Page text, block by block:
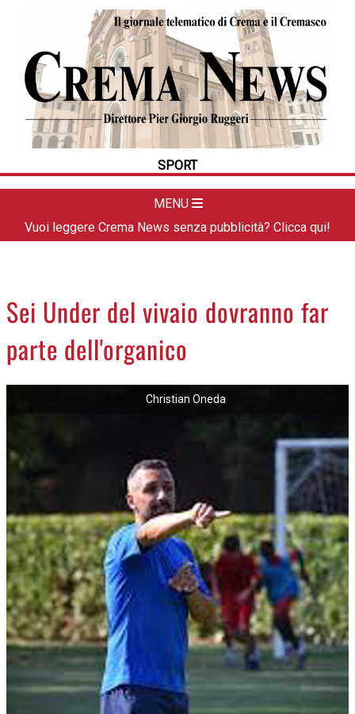
SPORT
MENU
HOME
CRONACA
POLITICA
LA FOTO
DAL TERRITORIO
APPUNTAMENTI
LA PIAZZA
ANIMALI
Vuoi leggere Crema News senza pubblicità? Clicca qui!
Sei Under del vivaio dovranno far
parte dell'organico
Christian Oneda